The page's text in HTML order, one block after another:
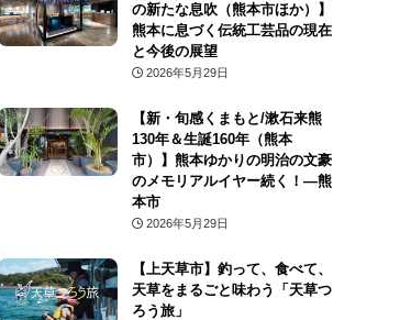
の新たな息吹（熊本市ほか）】
熊本に息づく伝統工芸品の現在
と今後の展望
2026年5月29日
【新・旬感くまもと/漱石来熊
130年＆生誕160年（熊本
市）】熊本ゆかりの明治の文豪
のメモリアルイヤー続く！―熊
本市
2026年5月29日
【上天草市】釣って、食べて、
天草をまるごと味わう「天草つ
ろう旅」